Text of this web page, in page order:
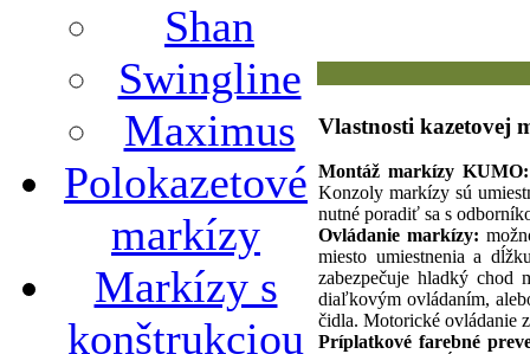
Shan
Swingline
Maximus
Polokazetové
markízy
Markízy s
konštrukciou
Vlastnosti kazetovej
Montáž markízy KUMO:
Konzoly markízy sú
nutné poradiť sa s
Ovládanie markízy:
miesto umiestnenia a
zabezpečuje hladký chod
diaľkovým ovládaním,
čidla. Motorické ovládanie
Príplatkové farebné